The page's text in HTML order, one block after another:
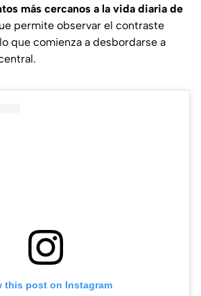
más cercanos a la vida diaria de
permite observar el contraste
que comienza a desbordarse a
this post on Instagram